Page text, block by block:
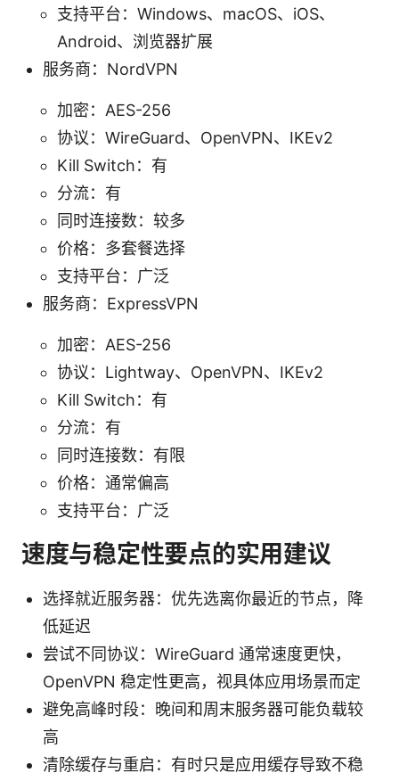
支持平台：Windows、macOS、iOS、
Android、浏览器扩展
服务商：NordVPN
加密：AES-256
协议：WireGuard、OpenVPN、IKEv2
Kill Switch：有
分流：有
同时连接数：较多
价格：多套餐选择
支持平台：广泛
服务商：ExpressVPN
加密：AES-256
协议：Lightway、OpenVPN、IKEv2
Kill Switch：有
分流：有
同时连接数：有限
价格：通常偏高
支持平台：广泛
速度与稳定性要点的实用建议
选择就近服务器：优先选离你最近的节点，降
低延迟
尝试不同协议：WireGuard 通常速度更快，
OpenVPN 稳定性更高，视具体应用场景而定
避免高峰时段：晚间和周末服务器可能负载较
高
清除缓存与重启：有时只是应用缓存导致不稳